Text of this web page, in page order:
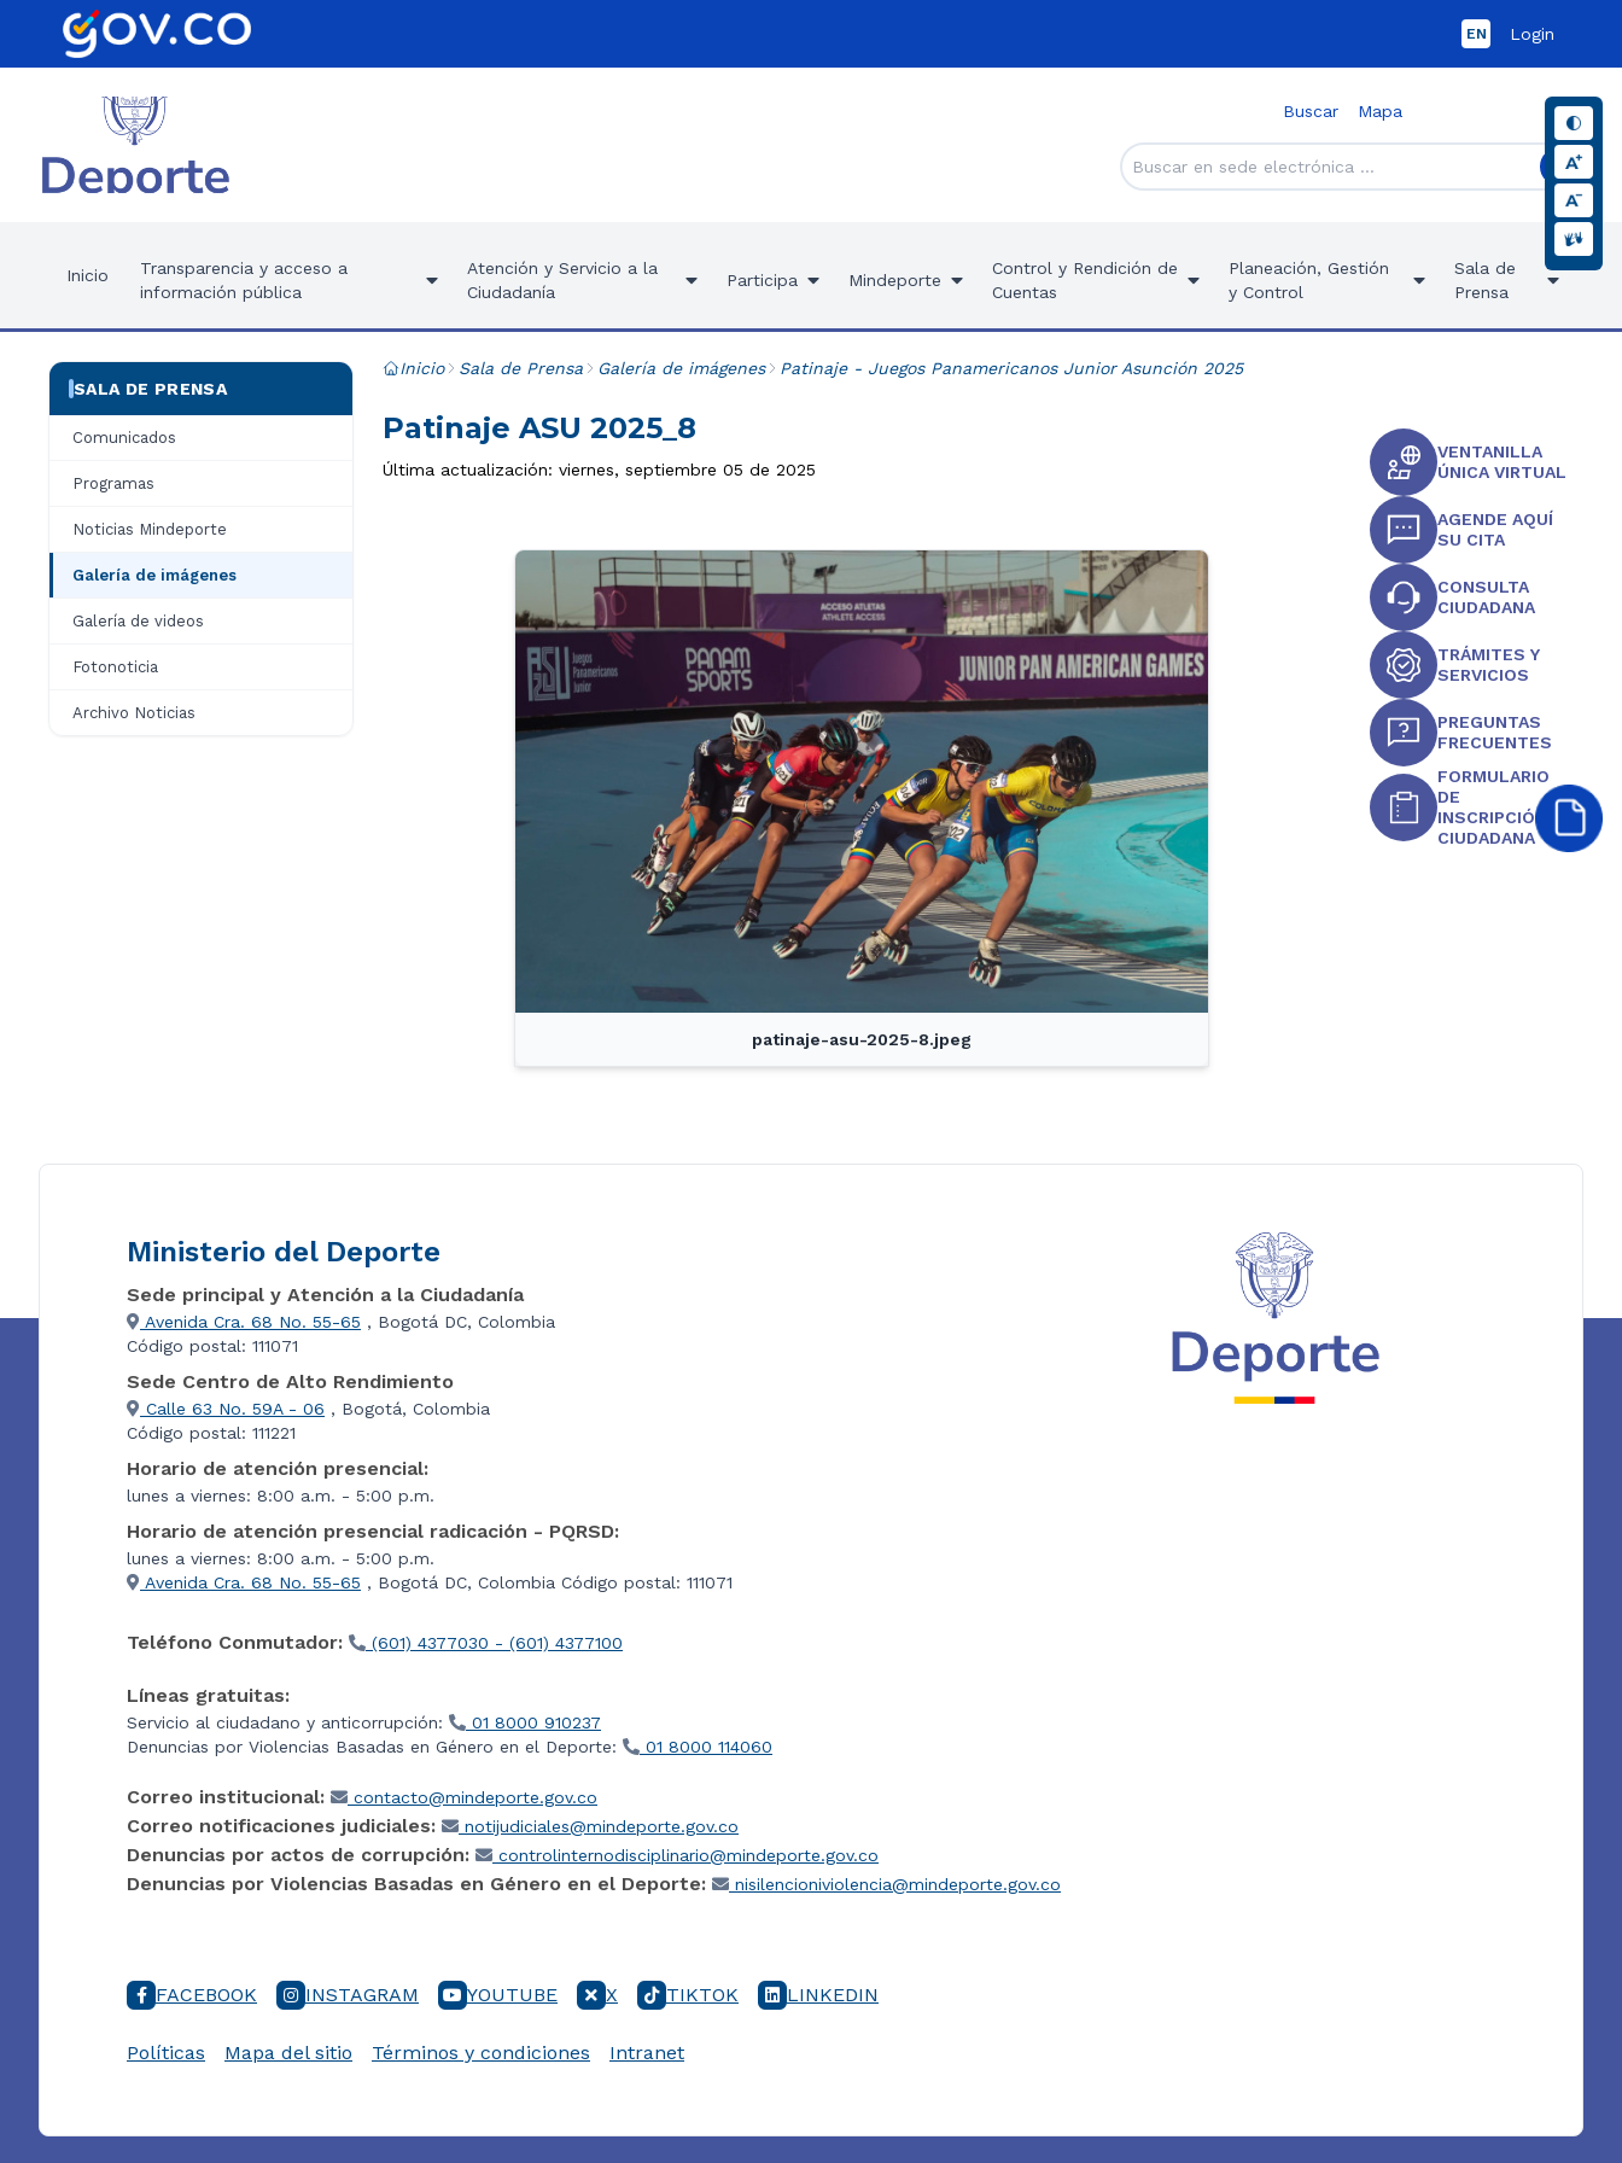
EN Login
Buscar Mapa
Inicio
Transparencia y acceso a
información pública
Atención y Servicio a la
Ciudadanía
Participa Mindeporte
Control y Rendición de
Cuentas
Planeación, Gestión
y Control
Sala de
Prensa
SALA DE PRENSA
Comunicados
Programas
Noticias Mindeporte
Galería de imágenes
Galería de videos
Fotonoticia
Archivo Noticias
Inicio Sala de Prensa Galería de imágenes Patinaje - Juegos Panamericanos Junior Asunción 2025
Patinaje ASU 2025_8
Última actualización: viernes, septiembre 05 de 2025
patinaje-asu-2025-8.jpeg
VENTANILLA
ÚNICA VIRTUAL
AGENDE AQUÍ
SU CITA
CONSULTA
CIUDADANA
TRÁMITES Y
SERVICIOS
PREGUNTAS
FRECUENTES
FORMULARIO
DE
INSCRIPCIÓN
CIUDADANA
Ministerio del Deporte
Sede principal y Atención a la Ciudadanía
Avenida Cra. 68 No. 55-65 , Bogotá DC, Colombia
Código postal: 111071
Sede Centro de Alto Rendimiento
Calle 63 No. 59A - 06 , Bogotá, Colombia
Código postal: 111221
Horario de atención presencial:
lunes a viernes: 8:00 a.m. - 5:00 p.m.
Horario de atención presencial radicación - PQRSD:
lunes a viernes: 8:00 a.m. - 5:00 p.m.
Avenida Cra. 68 No. 55-65 , Bogotá DC, Colombia Código postal: 111071
Teléfono Conmutador: (601) 4377030 - (601) 4377100
Líneas gratuitas:
Servicio al ciudadano y anticorrupción:
01 8000 910237
Denuncias por Violencias Basadas en Género en el Deporte:
01 8000 114060
Correo institucional: contacto@mindeporte.gov.co
Correo notificaciones judiciales: notijudiciales@mindeporte.gov.co
Denuncias por actos de corrupción: controlinternodisciplinario@mindeporte.gov.co
Denuncias por Violencias Basadas en Género en el Deporte: nisilencioniviolencia@mindeporte.gov.co
FACEBOOK INSTAGRAM YOUTUBE X TIKTOK LINKEDIN
Políticas Mapa del sitio Términos y condiciones Intranet